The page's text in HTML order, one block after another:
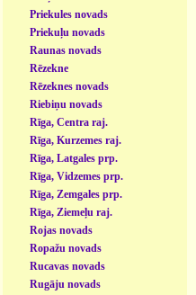
Priekules novads
Priekuļu novads
Raunas novads
Rēzekne
Rēzeknes novads
Riebiņu novads
Rīga, Centra raj.
Rīga, Kurzemes raj.
Rīga, Latgales prp.
Rīga, Vidzemes prp.
Rīga, Zemgales prp.
Rīga, Ziemeļu raj.
Rojas novads
Ropažu novads
Rucavas novads
Rugāju novads